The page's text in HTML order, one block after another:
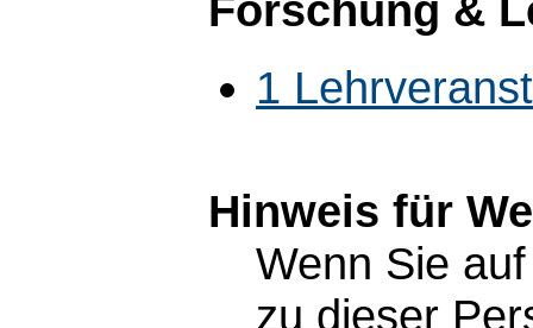
1
Hinweis für
Wenn Sie
zu dieser